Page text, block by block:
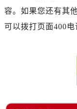
容。如果您还有其
可以拨打页面400电